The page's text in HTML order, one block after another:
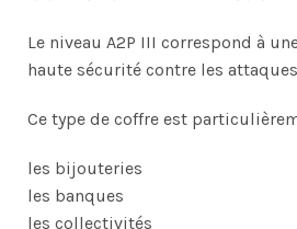
Le niveau A2P III correspond à
haute sécurité contre les
Ce type de coffre est
les bijouteries
les banques
les collectivités